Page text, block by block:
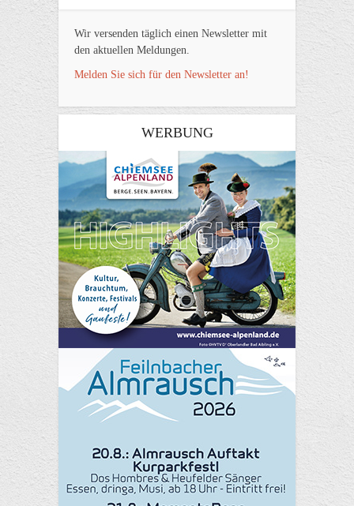
Wir versenden täglich einen Newsletter mit
den aktuellen Meldungen.
Melden Sie sich für den Newsletter an!
WERBUNG